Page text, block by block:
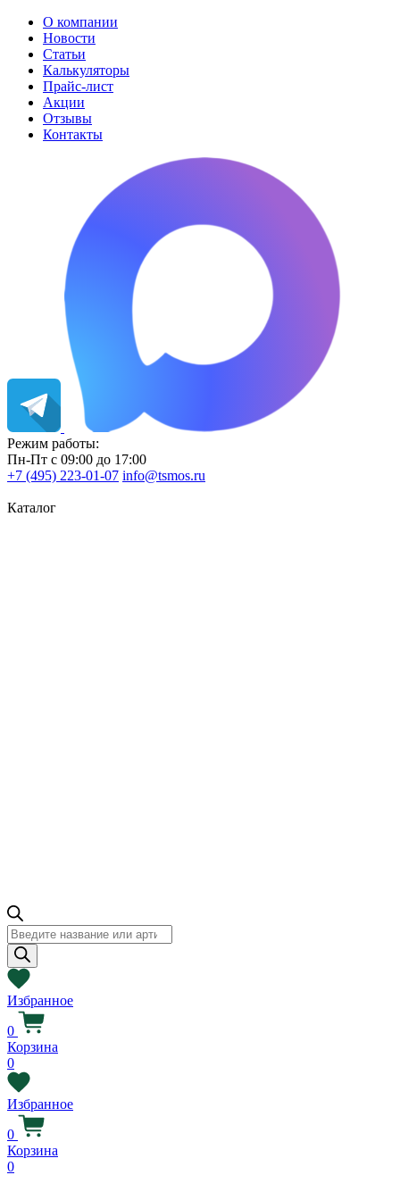
О компании
Новости
Статьи
Калькуляторы
Прайс-лист
Акции
Отзывы
Контакты
Режим работы:
Пн-Пт с 09:00 до 17:00
+7 (495) 223-01-07 info@tsmos.ru
Каталог
Поиск
товаров
Избранное
0
Корзина
0
Избранное
0
Корзина
0